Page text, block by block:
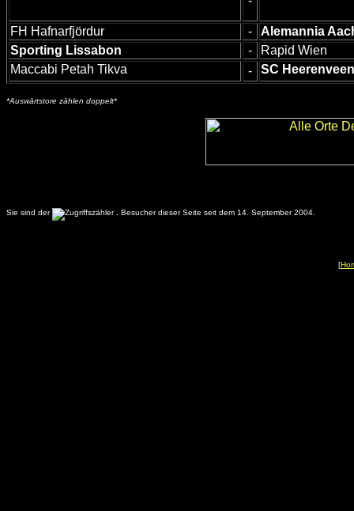
FH Hafnarfjördur -
Alemannia
Sporting Lissabon
-
Rapid Wien
Maccabi Petah Tikva
- SC Heerenveen
*Auswärtstore zählen doppelt*
Sie sind der . Besucher dieser Seite seit dem 14. September 2004.
[